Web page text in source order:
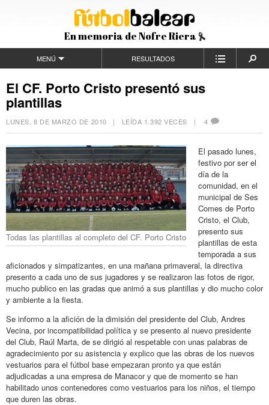
En memoria de Nofre Riera
MENÚ RESULTADOS
El CF. Porto Cristo presentó sus
plantillas
LUNES, 8 DE MARZO DE 2010 | LEÍDA 1.392 VECES |4
Todas las plantillas al completo del CF. Porto Cristo
El pasado lunes,
festivo por ser el
día de la
comunidad, en el
municipal de Ses
Comes de Porto
Cristo, el Club,
presento sus
plantillas de esta
temporada a sus
aficionados y simpatizantes, en una mañana primaveral, la directiva
presento a cada uno de sus jugadores y se realizaron las fotos de rigor,
mucho publico en las gradas que animó a sus plantillas y dio mucho color
y ambiente a la fiesta.
Se informo a la afición de la dimisión del presidente del Club, Andres
Vecina, por incompatibilidad política y se presento al nuevo presidente
del Club, Raúl Marta, de se dirigió al respetable con unas palabras de
agradecimiento por su asistencia y explico que las obras de los nuevos
vestuarios para el fútbol base empezaran pronto ya que están
adjudicadas a una empresa de Manacor y que de momento se han
habilitado unos contenedores como vestuarios para los niños, el tiempo
que duren las obras.